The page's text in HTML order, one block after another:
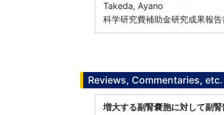
Takeda, Ayano
科学研究費補助金研究成果報
Reviews, Commentaries, etc.
増大する副腎嚢胞に対して副